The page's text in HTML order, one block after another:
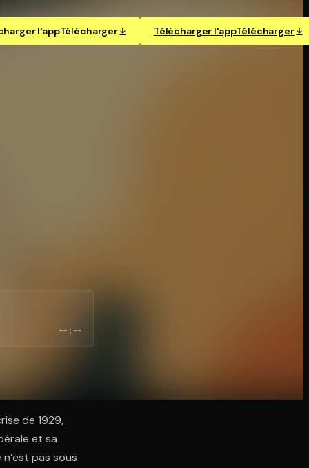
l'appTélécharger Télécharger l'appTélécharger
--:--
de 1929,
et sa
pas sous